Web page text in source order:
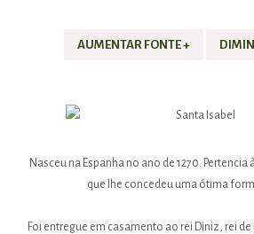
AUMENTAR FONTE +
Nasceu na Espanha no ano de 1270.
que lhe concedeu uma ótima
Foi entregue em casamento ao rei Diniz, rei